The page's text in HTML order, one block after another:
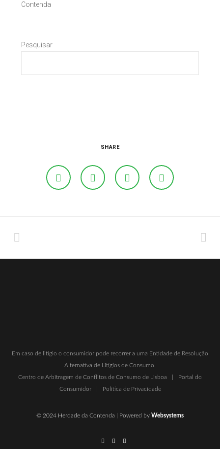
Contenda
Pesquisar
SHARE
Em caso de litígio o consumidor pode recorrer a uma Entidade de Resolução
Alternativa de Litígios de Consumo.
Centro de Arbitragem de Conflitos de Consumo de Lisboa
Portal do
Consumidor
Política de Privacidade
© 2024 Herdade da Contenda | Powered by Websystems